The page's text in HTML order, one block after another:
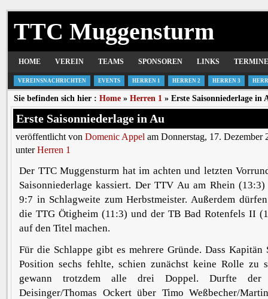
TTC Muggensturm
HOME VEREIN TEAMS SPONSOREN LINKS TERMINE
VEREINSNACHRICHTEN EVENTS HERREN 1 HERREN 2 HERREN 3
Sie befinden sich hier : Home » Herren 1 » Erste Saisonniederlage in
Erste Saisonniederlage in Au
veröffentlicht von Domenic Appel am Donnerstag, 17. Dezember
unterHerren 1
Der TTC Muggensturm hat im achten und letzten
Saisonniederlage kassiert. Der TTV Au am Rhein
9:7 in Schlagweite zum Herbstmeister. Außerdem
die TTG Ötigheim (11:3) und der TB Bad Rotenfels II
auf den Titel machen.
Für die Schlappe gibt es mehrere Gründe. Dass Kapitän
Position sechs fehlte, schien zunächst keine Rolle zu
gewann trotzdem alle drei Doppel. Durfte
Deisinger/Thomas Ockert über Timo Weßbecher/